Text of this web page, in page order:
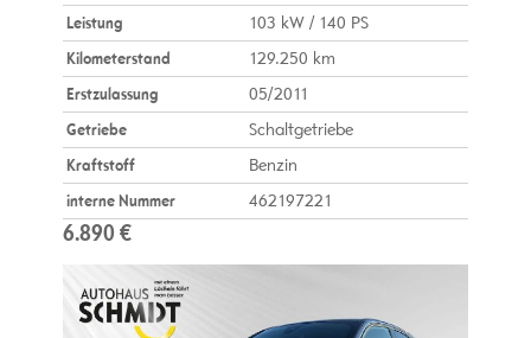
Leistung
103 kW / 140 PS
Kilometerstand
129.250 km
Erstzulassung
05/2011
Getriebe
Schaltgetriebe
Kraftstoff
Benzin
interne Nummer
462197221
6.890 €